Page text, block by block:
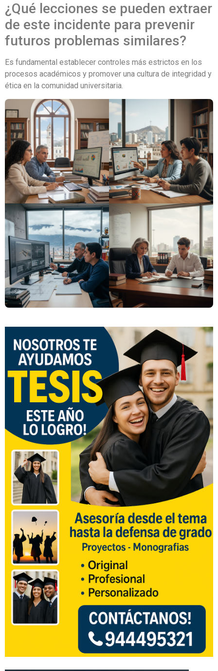
¿Qué lecciones se pueden extraer
de este incidente para prevenir
futuros problemas similares?
Es fundamental establecer controles más estrictos en los
procesos académicos y promover una cultura de integridad y
ética en la comunidad universitaria.